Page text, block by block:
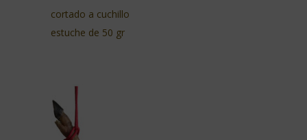
cortado a cuchillo
estuche de 50 gr